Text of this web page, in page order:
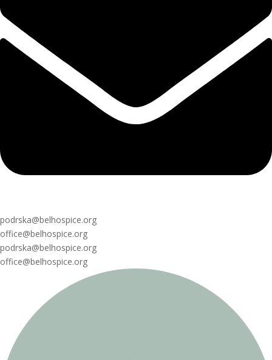
podrska@belhospice.org
office@belhospice.org
podrska@belhospice.org
office@belhospice.org